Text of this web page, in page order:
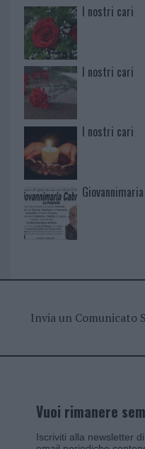
I nostri cari
I nostri cari
I nostri cari
Invia un Comunicato
Vuoi rimanere
Iscriviti alla newsletter